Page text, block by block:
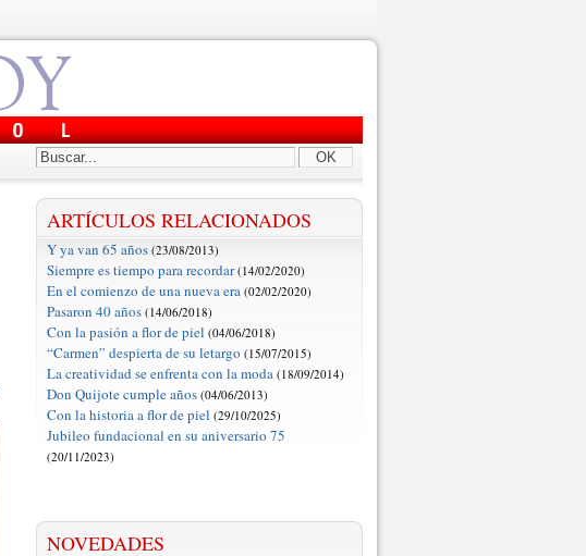
OK
ARTÍCULOS RELACIONADOS
Y ya van 65 años (23/08/2013)
Siempre es tiempo para recordar(14/02/2020)
En el comienzo de una nueva era (02/02/2020)
Pasaron 40 años (14/06/2018)
Con la pasión a flor de piel (04/06/2018)
“Carmen” despierta de su letargo (15/07/2015)
La creatividad se enfrenta con la moda (18/09/2014)
Don Quijote cumple años (04/06/2013)
Con la historia a flor de piel (29/10/2025)
Jubileo fundacional en su aniversario 75
(20/11/2023)
NOVEDADES